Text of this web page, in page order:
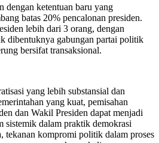
dengan ketentuan baru yang
batas 20% pencalonan presiden.
lebih dari 3 orang, dengan
dibentuknya gabungan partai politik
bersifat transaksional.
yang lebih substansial dan
yang kuat, pemisahan
dan Wakil Presiden dapat menjadi
sistemik dalam praktik demokrasi
tekanan kompromi politik dalam proses